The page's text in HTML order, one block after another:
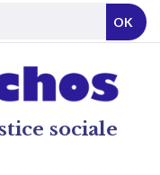
sociale
OK